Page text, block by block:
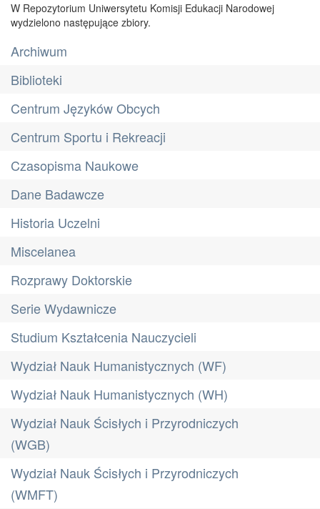
W Repozytorium Uniwersytetu Komisji Edukacji Narodowej
wydzielono następujące zbiory.
Archiwum
Biblioteki
Centrum Języków Obcych
Centrum Sportu i Rekreacji
Czasopisma Naukowe
Dane Badawcze
Historia Uczelni
Miscelanea
Rozprawy Doktorskie
Serie Wydawnicze
Studium Kształcenia Nauczycieli
Wydział Nauk Humanistycznych (WF)
Wydział Nauk Humanistycznych (WH)
Wydział Nauk Ścisłych i Przyrodniczych
(WGB)
Wydział Nauk Ścisłych i Przyrodniczych
(WMFT)